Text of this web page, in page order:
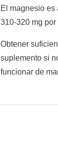
El magnesio es
310-320 mg
Obtener
suplemento si
funcionar de